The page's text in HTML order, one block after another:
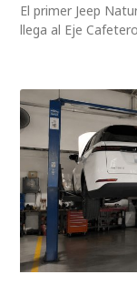
El primer Jeep
llega al Eje